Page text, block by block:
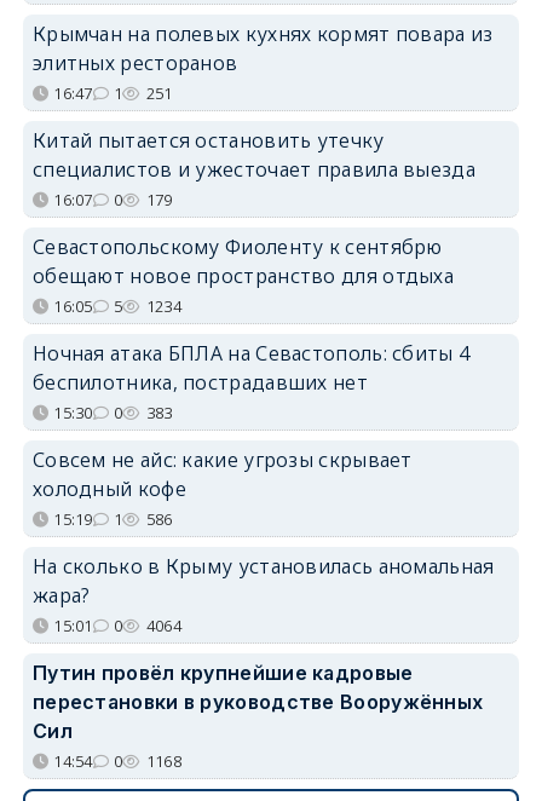
Крымчан на полевых кухнях кормят повара из
элитных ресторанов
16:47 1 251
Китай пытается остановить утечку
специалистов и ужесточает правила выезда
16:07 0 179
Севастопольскому Фиоленту к сентябрю
обещают новое пространство для отдыха
16:05 5 1234
Ночная атака БПЛА на Севастополь: сбиты 4
беспилотника, пострадавших нет
15:30 0 383
Совсем не айс: какие угрозы скрывает
холодный кофе
15:19 1 586
На сколько в Крыму установилась аномальная
жара?
15:01 0 4064
Путин провёл крупнейшие кадровые
перестановки в руководстве Вооружённых
Сил
14:54 0 1168